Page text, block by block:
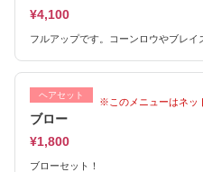
¥4,100
フルアップです。コーンロウやブレイ
ヘアセット
ブロー
¥1,800
ブローセット！
※このメニューはネッ